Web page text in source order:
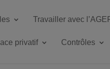
Travailler avec
privatif Contrôles